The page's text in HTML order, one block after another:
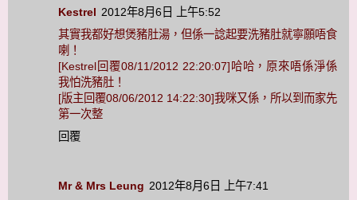
Kestrel 2012年8月6日 上午5:52
其實我都好想煲豬肚湯，但係一諗起要洗豬肚就寧願唔食
喇！
[Kestrel回覆08/11/2012 22:20:07]哈哈，原來唔係淨係
我怕洗豬肚！
[版主回覆08/06/2012 14:22:30]我咪又係，所以到而家先
第一次整
回覆
Mr & Mrs Leung 2012年8月6日 上午7:41